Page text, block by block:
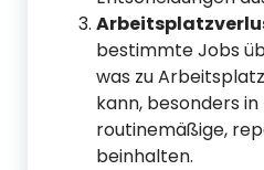
bestimmte Jobs
was zu
kann, besonders
routinemäßige,
beinhalten.